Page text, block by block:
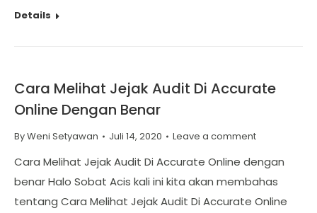
Details
Cara Melihat Jejak Audit Di Accurate
Online Dengan Benar
ByWeni Setyawan Juli 14, 2020 Leave a comment
Cara Melihat Jejak Audit Di Accurate Online dengan
benar Halo Sobat Acis kali ini kita akan membahas
tentang Cara Melihat Jejak Audit Di Accurate Online